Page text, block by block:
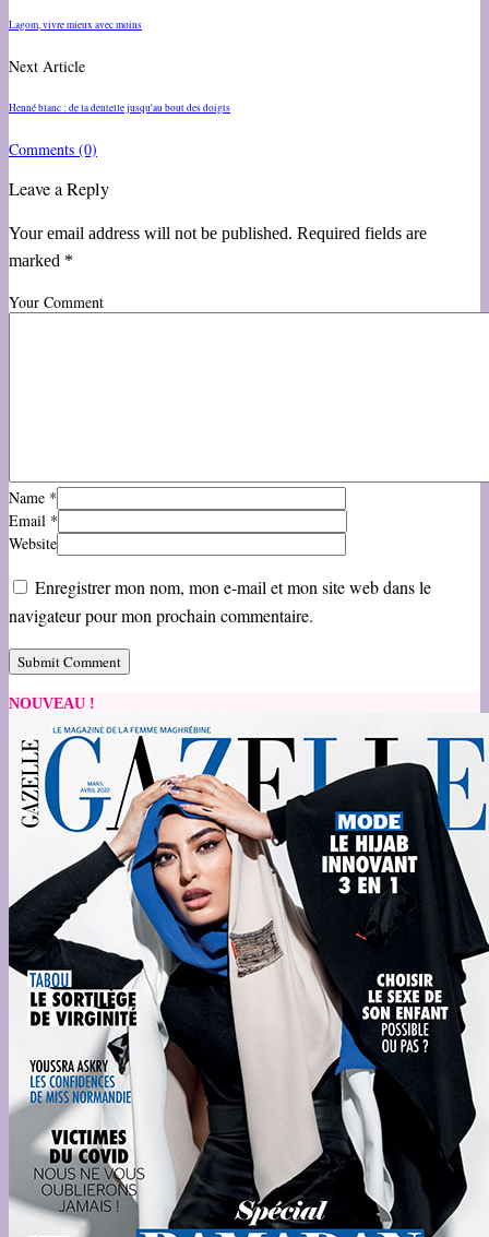
Lagom, vivre mieux avec moins
Next Article
Henné blanc : de la dentelle jusqu'au bout des doigts
Comments (0)
Leave a Reply
Your email address will not be published. Required fields are
marked *
Your Comment
Name *
Email *
Website
Enregistrer mon nom, mon e-mail et mon site web dans le
navigateur pour mon prochain commentaire.
NOUVEAU !